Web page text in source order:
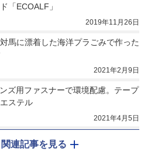
「ECOALF」
2019年11月26日
馬に漂着した海洋プラごみで作った
2021年2月9日
ズ用ファスナーで環境配慮。テープ
ステル
2021年4月5日
関連記事を見る